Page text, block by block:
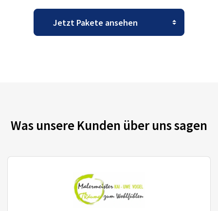
Was unsere Kunden über uns sagen